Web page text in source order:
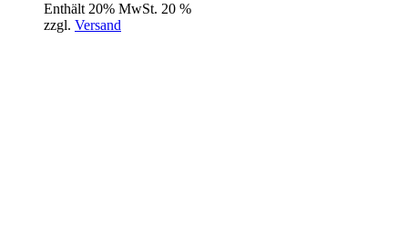
Enthält 20% MwSt. 20 %
zzgl. Versand